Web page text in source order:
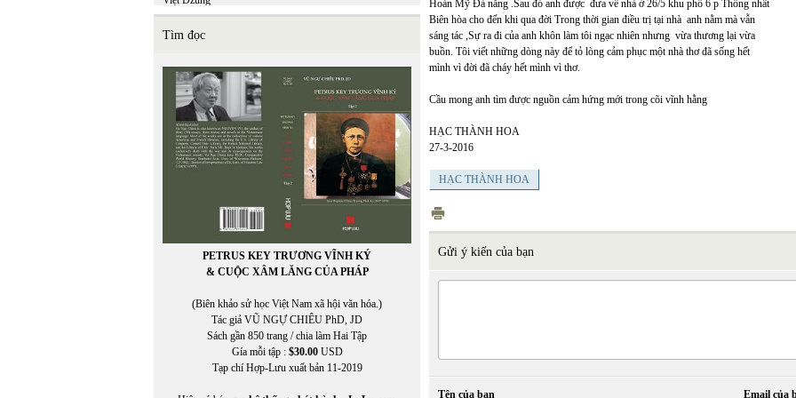
Việt Khang
VIỆT MINH
Việt Phương
VIỆT TRÚC
VIETNAM FILM CLUB
VIETNAM FILM CLUB, CHU LYNH, THỤY KHUÊ
VIETNAM.NET
VĨNH HẢO
VĨNH THÔNG
Võ Thị Như Mai
Võ Thị Xuân Hà
VOA ASIA
VOA Tiếng Việt
Vũ Đỗ Hoàng
Tìm đọc
PETRUS KEY TRƯƠNG VĨNH KÝ
& CUỘC XÂM LĂNG CỦA PHÁP
(Biên khảo sử học Việt Nam xã hội văn hóa.)
Tác giả VŨ NGỰ CHIÊU PhD, JD
Sách gần 850 trang / chia làm Hai Tập
Gía mỗi tập : $30.00USD
Tạp chí Hợp-Lưu xuất bản 11-2019
Hoàn Mỹ Đà nẵng .Sau đó anh được đưa về nhà ở 26/5 khu phố 6 p Thống nhất
Biên hòa cho đến khi qua đời Trong thời gian điều trị tại nhà anh nằm mà vẫn
sáng tác ,Sự ra đi của anh khôn làm tôi ngạc nhiên nhưng vừa thương lại vừa
buồn. Tôi viết những dòng này để tỏ lòng cảm phục một nhà thơ đã sống hết
mình vì đời đã cháy hết mình vì thơ.
Cầu mong anh tìm được nguồn cảm hứng mới trong cõi vĩnh hằng
HẠC THÀNH HOA
27-3-2016
HẠC THÀNH HOA
Gửi ý kiến của bạn
Tên của bạn Email của